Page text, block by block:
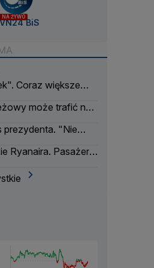
NA ŻYWO
BiS
Coraz większe
może trafić na
prezydenta. "Nie
Ryanaira. Pasażer